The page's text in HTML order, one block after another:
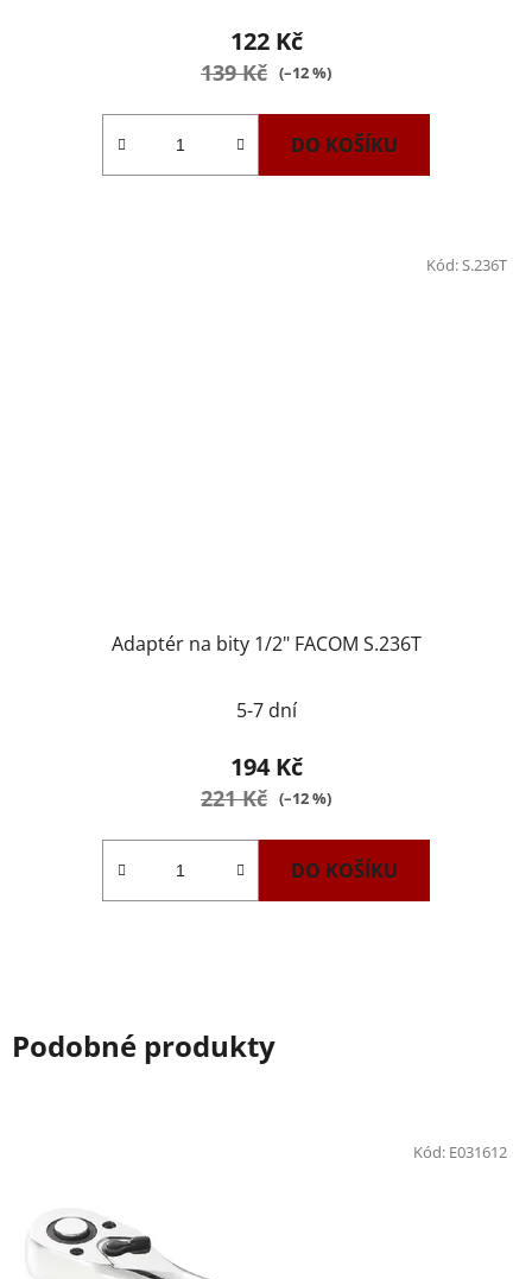
122 Kč
139 Kč (–12 %)
DO KOŠÍKU
Adaptér na bity 1/2" FACOM S.236T
5-7 dní
194 Kč
221 Kč (–12 %)
DO KOŠÍKU
Kód: S.236T
Podobné produkty
Kód: E031612